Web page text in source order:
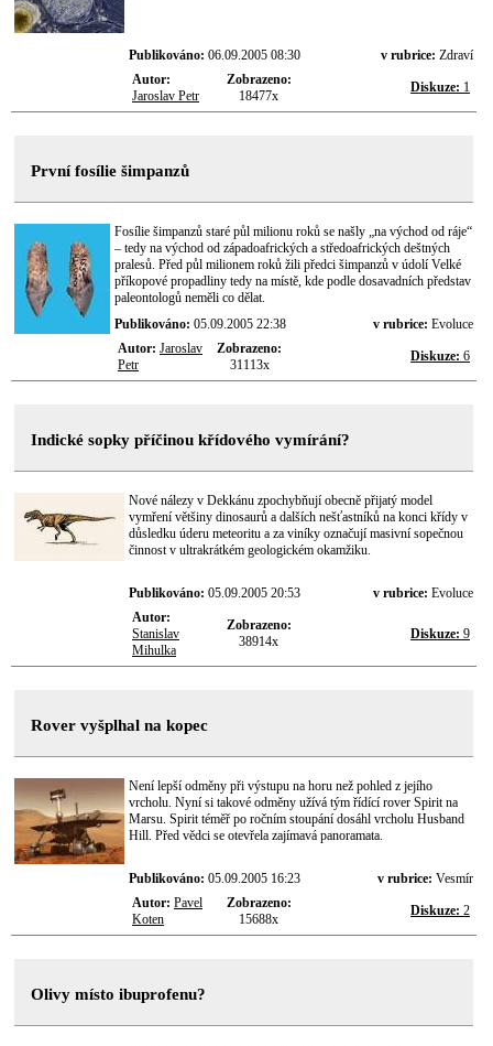
Publikováno: 06.09.2005 08:30 v rubrice: Zdraví
Autor:
Jaroslav Petr
Zobrazeno:
18477x
Diskuze: 1
První fosílie šimpanzů
Fosílie šimpanzů staré půl milionu roků se našly „na východ od ráje“
– tedy na východ od západoafrických a středoafrických deštných
pralesů. Před půl milionem roků žili předci šimpanzů v údolí Velké
příkopové propadliny tedy na místě, kde podle dosavadních představ
paleontologů neměli co dělat.
Publikováno: 05.09.2005 22:38 v rubrice: Evoluce
Autor: Jaroslav
Petr
Zobrazeno:
31113x
Diskuze: 6
Indické sopky příčinou křídového vymírání?
Nové nálezy v Dekkánu zpochybňují obecně přijatý model
vymření většiny dinosaurů a dalších nešťastníků na konci křídy v
důsledku úderu meteoritu a za viníky označují masivní sopečnou
činnost v ultrakrátkém geologickém okamžiku.
Publikováno: 05.09.2005 20:53 v rubrice: Evoluce
Autor:
Stanislav
Mihulka
Zobrazeno:
38914x
Diskuze: 9
Rover vyšplhal na kopec
Není lepší odměny při výstupu na horu než pohled z jejího
vrcholu. Nyní si takové odměny užívá tým řídící rover Spirit na
Marsu. Spirit téměř po ročním stoupání dosáhl vrcholu Husband
Hill. Před vědci se otevřela zajímavá panoramata.
Publikováno: 05.09.2005 16:23 v rubrice: Vesmír
Autor: Pavel
Koten
Zobrazeno:
15688x
Diskuze: 2
Olivy místo ibuprofenu?